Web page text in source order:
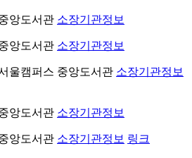
앙도서관 소장기관정보
앙도서관 소장기관정보
울캠퍼스 중앙도서관 소장기관정보
앙도서관 소장기관정보
앙도서관 소장기관정보 링크